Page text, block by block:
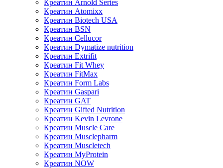
Креатин Arnold Series
Креатин Atomixx
Креатин Biotech USA
Креатин BSN
Креатин Cellucor
Креатин Dymatize nutrition
Креатин Extrifit
Креатин Fit Whey
Креатин FitMax
Креатин Form Labs
Креатин Gaspari
Креатин GAT
Креатин Gifted Nutrition
Креатин Kevin Levrone
Креатин Muscle Care
Креатин Musclepharm
Креатин Muscletech
Креатин MyProtein
Креатин NOW